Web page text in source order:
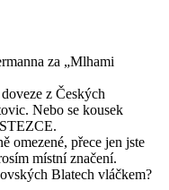
za „Mlhami
z Českých
Nebo se kousek
omezené, přece jen jste
místní značení.
Blatech vláčkem?